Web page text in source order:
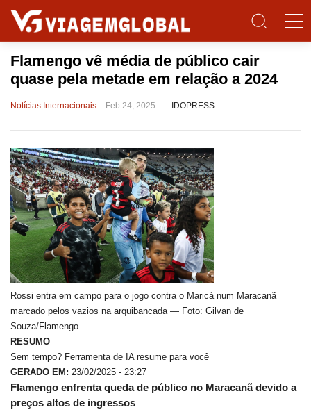
Flamengo vê média de público cair
quase pela metade em relação a 2024
Notícias Internacionais Feb 24, 2025 IDOPRESS
Rossi entra em campo para o jogo contra o Maricá num Maracanã
marcado pelos vazios na arquibancada — Foto: Gilvan de
Souza/Flamengo
RESUMO
Sem tempo? Ferramenta de IA resume para você
GERADO EM: 23/02/2025 - 23:27
Flamengo enfrenta queda de público no Maracanã devido a
preços altos de ingressos